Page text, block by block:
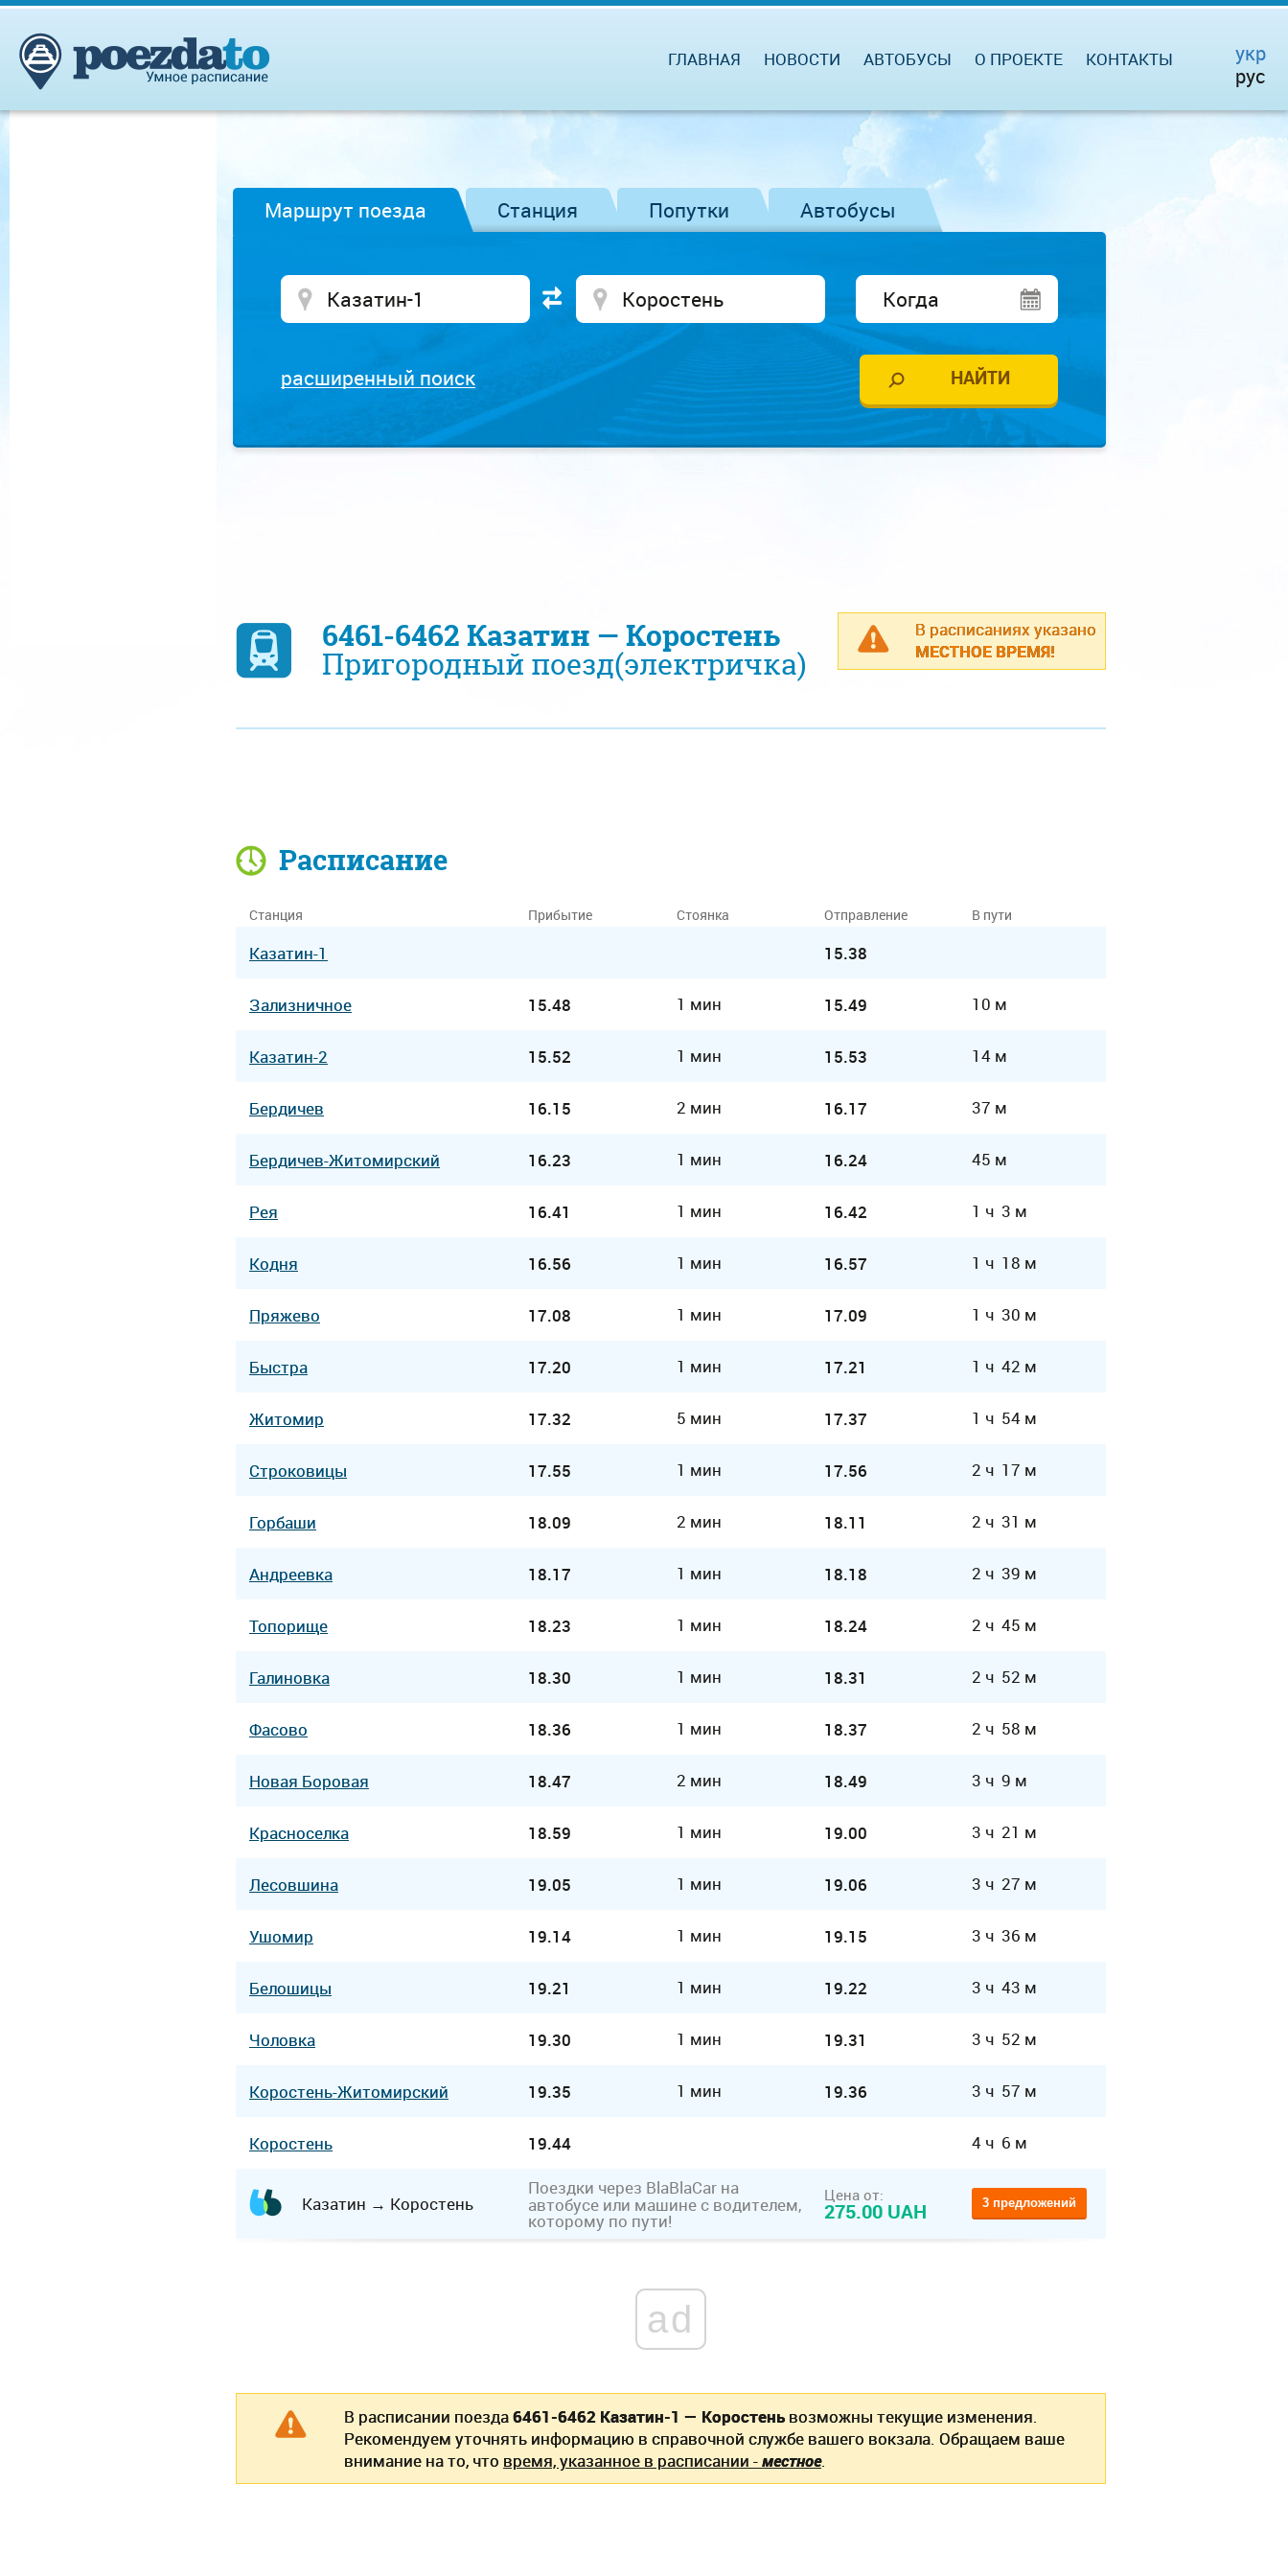
ГЛАВНАЯ НОВОСТИ АВТОБУСЫ О ПРОЕКТЕ КОНТАКТЫ
укр
рус
Маршрут поезда Станция Попутки Автобусы
расширенный поиск
В расписаниях указано
МЕСТНОЕ ВРЕМЯ!
6461-6462 Казатин — Коростень
Пригородный поезд(электричка)
Расписание
Станция Прибытие Стоянка Отправление В пути
Казатин-1 15.38
Зализничное 15.48 1 мин 15.49 10 м
Казатин-2 15.52 1 мин 15.53 14 м
Бердичев 16.15 2 мин 16.17 37 м
Бердичев-Житомирский 16.23 1 мин 16.24 45 м
Рея 16.41 1 мин 16.42 1 ч 3 м
Кодня 16.56 1 мин 16.57 1 ч 18 м
Пряжево 17.08 1 мин 17.09 1 ч 30 м
Быстра 17.20 1 мин 17.21 1 ч 42 м
Житомир 17.32 5 мин 17.37 1 ч 54 м
Строковицы 17.55 1 мин 17.56 2 ч 17 м
Горбаши 18.09 2 мин 18.11 2 ч 31 м
Андреевка 18.17 1 мин 18.18 2 ч 39 м
Топорище 18.23 1 мин 18.24 2 ч 45 м
Галиновка 18.30 1 мин 18.31 2 ч 52 м
Фасово 18.36 1 мин 18.37 2 ч 58 м
Новая Боровая 18.47 2 мин 18.49 3 ч 9 м
Красноселка 18.59 1 мин 19.00 3 ч 21 м
Лесовшина 19.05 1 мин 19.06 3 ч 27 м
Ушомир 19.14 1 мин 19.15 3 ч 36 м
Белошицы 19.21 1 мин 19.22 3 ч 43 м
Чоловка 19.30 1 мин 19.31 3 ч 52 м
Коростень-Житомирский 19.35 1 мин 19.36 3 ч 57 м
Коростень 19.44 4 ч 6 м
Казатин → Коростень
Поездки через BlaBlaCar на
автобусе или машине с водителем,
которому по пути!
Цена от:
275.00 UAH 3 предложений
ad
В расписании поезда6461-6462 Казатин-1 — Коростень возможны текущие изменения.
Рекомендуем уточнять информацию в справочной службе вашего вокзала. Обращаем ваше
внимание на то, что время, указанное в расписании -местное.